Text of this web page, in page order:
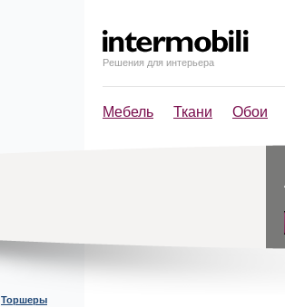
Решения для интерьера
Мебель Ткани Обои
Торшеры